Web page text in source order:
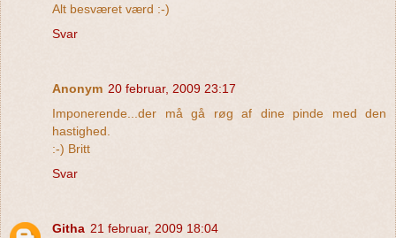
Alt besværet værd :-)
Svar
Anonym 20 februar, 2009 23:17
Imponerende...der må gå røg af dine pinde med den
hastighed.
:-) Britt
Svar
Githa 21 februar, 2009 18:04